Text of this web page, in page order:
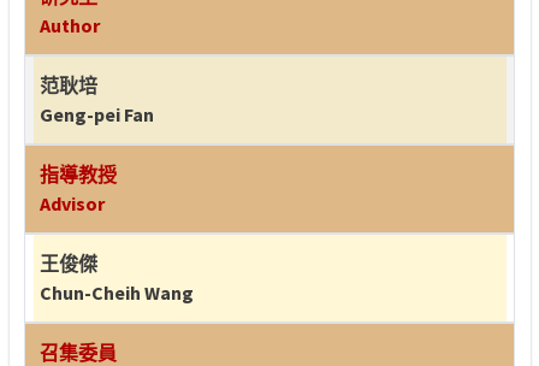
Author
范耿培
Geng-pei Fan
指導教授
Advisor
王俊傑
Chun-Cheih Wang
召集委員